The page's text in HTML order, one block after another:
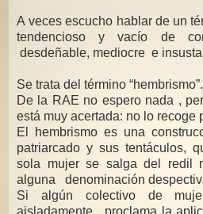
A veces escucho hablar de un
tendencioso y vacío de
desdeñable, mediocre e
Se trata del término “hembrismo”.
De la RAE no espero nada ,
está muy acertada: no lo recoge
El hembrismo es una
patriarcado y sus tentáculos,
sola mujer se salga del redil
alguna denominación
Si algún colectivo de
aisladamente, proclama la